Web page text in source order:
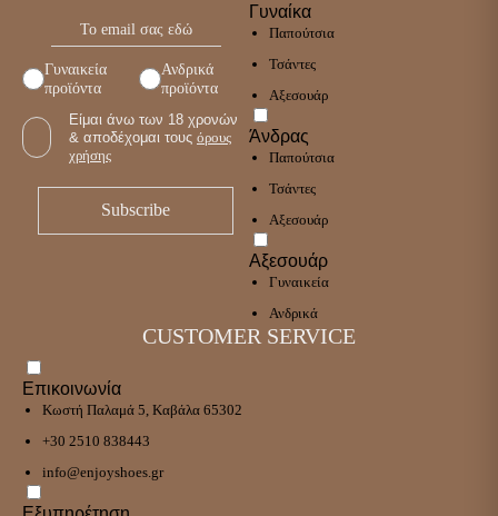
Γυναικεία
προϊόντα
Ανδρικά
προϊόντα
Είμαι άνω των 18 χρονών
& αποδέχομαι τους όρους
χρήσης
Γυναίκα
Παπούτσια
Τσάντες
Αξεσουάρ
Άνδρας
Παπούτσια
Τσάντες
Αξεσουάρ
Αξεσουάρ
Γυναικεία
Ανδρικά
CUSTOMER SERVICE
Επικοινωνία
Κωστή Παλαμά 5, Καβάλα 65302
+30 2510 838443
info@enjoyshoes.gr